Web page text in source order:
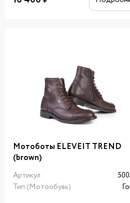
Мотоботы ELEVEIT TREND
(brown)
Артикул
Тип (Мотообувь)